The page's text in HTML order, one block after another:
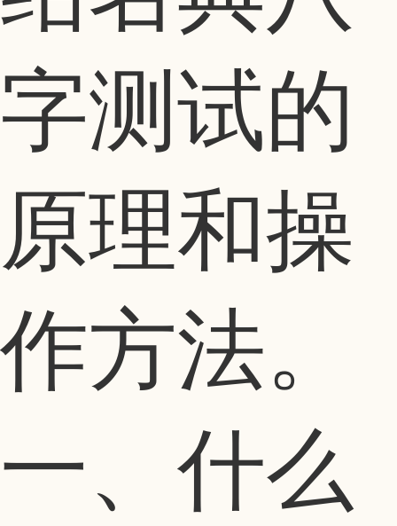
字测试的
原理和操
作方法。
一、什么